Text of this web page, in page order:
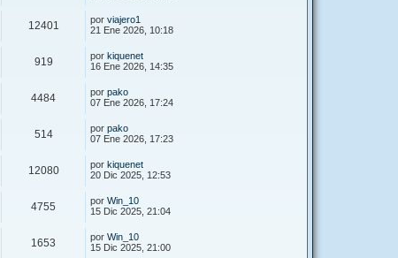
12401 por viajero1
21 Ene 2026, 10:18
919 por kiquenet
16 Ene 2026, 14:35
4484 por pako
07 Ene 2026, 17:24
514 por pako
07 Ene 2026, 17:23
12080 por kiquenet
20 Dic 2025, 12:53
4755 por Win_10
15 Dic 2025, 21:04
1653 por Win_10
15 Dic 2025, 21:00